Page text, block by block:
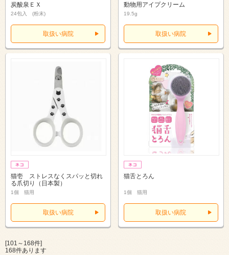
炭酸泉ＥＸ
24包入 (粉末)
取扱い病院
動物用アイプクリーム
19.5g
取扱い病院
猫壱 ストレスなくスパッと切れ
る爪切り（日本製）
1個 猫用
取扱い病院
猫舌とろん
1個 猫用
取扱い病院
[101～168件]
168件あります